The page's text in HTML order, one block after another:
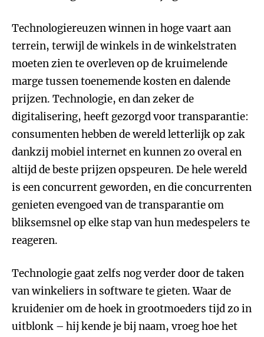
Technologiereuzen winnen in hoge vaart aan
terrein, terwijl de winkels in de winkelstraten
moeten zien te overleven op de kruimelende
marge tussen toenemende kosten en dalende
prijzen. Technologie, en dan zeker de
digitalisering, heeft gezorgd voor transparantie:
consumenten hebben de wereld letterlijk op zak
dankzij mobiel internet en kunnen zo overal en
altijd de beste prijzen opspeuren. De hele wereld
is een concurrent geworden, en die concurrenten
genieten evengoed van de transparantie om
bliksemsnel op elke stap van hun medespelers te
reageren.
Technologie gaat zelfs nog verder door de taken
van winkeliers in software te gieten. Waar de
kruidenier om de hoek in grootmoeders tijd zo in
uitblonk – hij kende je bij naam, vroeg hoe het